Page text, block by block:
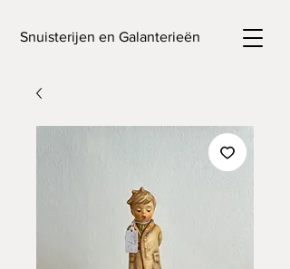
Snuisterijen en Galanterieën